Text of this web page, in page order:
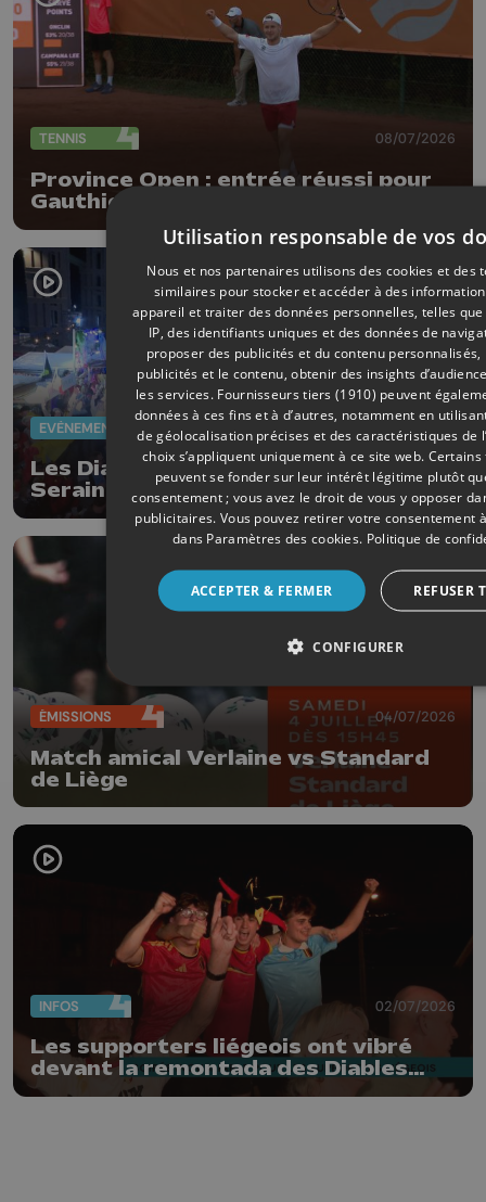
TENNIS 08/07/2026
Province Open : entrée réussi pour
Gauthier Onclin !
EVÈNEMENTS 07/07/2026
Les Diables Rouges font vibrer
Seraing en pleine nuit
ÉMISSIONS 04/07/2026
Match amical Verlaine vs Standard
de Liège
INFOS 02/07/2026
Les supporters liégeois ont vibré
devant la remontada des Diables
Rouges
Utilisation responsable de vos
Nous et nos partenaires utilisons des cookies et des
similaires pour stocker et accéder à des
appareil et traiter des données personnelles, telles
IP, des identifiants uniques et des données de
proposer des publicités et du contenu
publicités et le contenu, obtenir des insights
les services. Fournisseurs tiers (1910) peuvent
données à ces fins et à d’autres, notamment en
de géolocalisation précises et des caractéristiques de
choix s’appliquent uniquement à ce site web.
peuvent se fonder sur leur intérêt légitime plutôt
consentement ; vous avez le droit de vous y opposer
publicitaires. Vous pouvez retirer votre consentement
dans Paramètres des cookies. Politique de
ACCEPTER & FERMER REFUSER
CONFIGURER